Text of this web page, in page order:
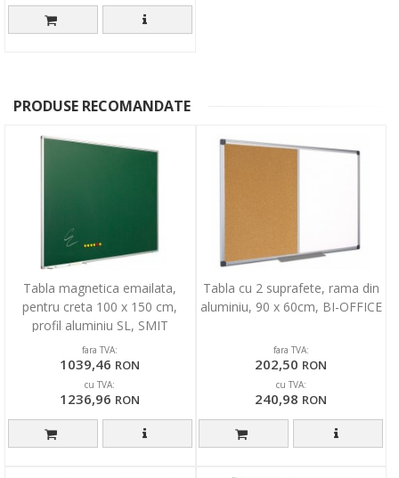
PRODUSE RECOMANDATE
Tabla magnetica emailata,
pentru creta 100 x 150 cm,
profil aluminiu SL, SMIT
fara TVA:
1039,46 RON
cu TVA:
1236,96 RON
Tabla cu 2 suprafete, rama din
aluminiu, 90 x 60cm, BI-OFFICE
fara TVA:
202,50 RON
cu TVA:
240,98 RON